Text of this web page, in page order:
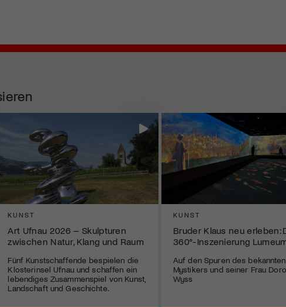
KUNST
Art Ufnau 2026 – Skulpturen
zwischen Natur, Klang und Raum
Fünf Kunstschaffende bespielen die
Klosterinsel Ufnau und schaffen ein
lebendiges Zusammenspiel von Kunst,
Landschaft und Geschichte.
KUNST
Bruder Klaus neu erleben:
360°-Inszenierung
Auf den Spuren des bekannten
Mystikers und seiner Frau
Wyss